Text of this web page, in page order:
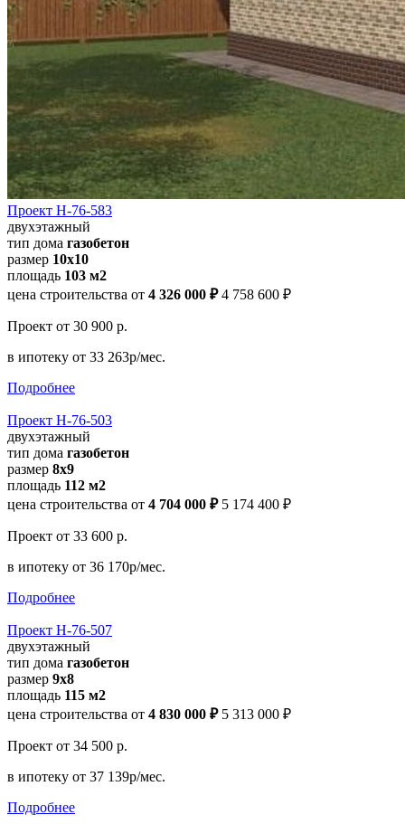
Проект Н-76-583
двухэтажный
тип дома газобетон
размер 10х10
площадь 103 м2
цена строительства от 4 326 000 ₽ 4 758 600 ₽
Проект от 30 900 р.
в ипотеку от 33 263р/мес.
Подробнее
Проект Н-76-503
двухэтажный
тип дома газобетон
размер 8х9
площадь 112 м2
цена строительства от 4 704 000 ₽ 5 174 400 ₽
Проект от 33 600 р.
в ипотеку от 36 170р/мес.
Подробнее
Проект Н-76-507
двухэтажный
тип дома газобетон
размер 9х8
площадь 115 м2
цена строительства от 4 830 000 ₽ 5 313 000 ₽
Проект от 34 500 р.
в ипотеку от 37 139р/мес.
Подробнее